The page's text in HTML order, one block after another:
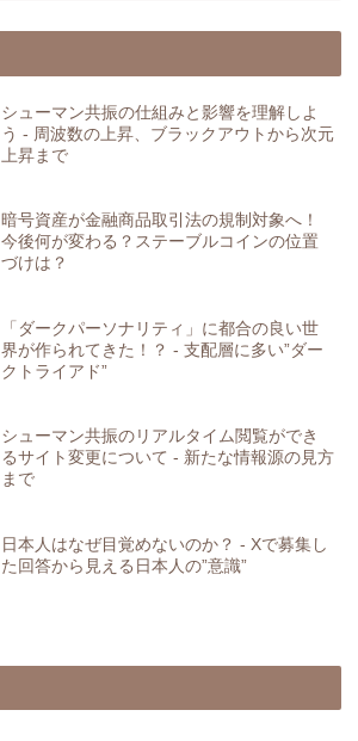
シューマン共振の仕組みと影響を理解しよ
う - 周波数の上昇、ブラックアウトから次元
上昇まで
暗号資産が金融商品取引法の規制対象へ！
今後何が変わる？ステーブルコインの位置
づけは？
「ダークパーソナリティ」に都合の良い世
界が作られてきた！？ - 支配層に多い”ダー
クトライアド”
シューマン共振のリアルタイム閲覧ができ
るサイト変更について - 新たな情報源の見方
まで
日本人はなぜ目覚めないのか？ - Xで募集し
た回答から見える日本人の”意識”